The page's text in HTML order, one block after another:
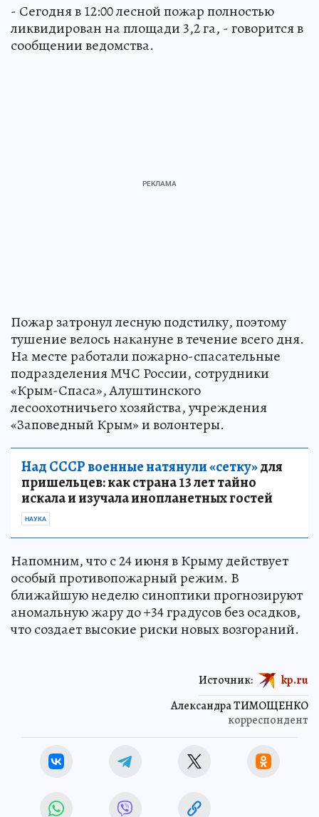
- Сегодня в 12:00 лесной пожар полностью
ликвидирован на площади 3,2 га, - говорится в
сообщении ведомства.
Пожар затронул лесную подстилку, поэтому
тушение велось накануне в течение всего дня.
На месте работали пожарно-спасательные
подразделения МЧС России, сотрудники
«Крым-Спаса», Алуштинского
лесоохотничьего хозяйства, учреждения
«Заповедный Крым» и волонтеры.
Над СССР военные натянули «сетку»для
пришельцев: как страна 13 лет тайно
искала и изучала инопланетных гостей
НАУКА
Напомним, что с 24 июня в Крыму действует
особый противопожарный режим. В
ближайшую неделю синоптики прогнозируют
аномальную жару до +34 градусов без осадков,
что создает высокие риски новых возгораний.
Александра ТИМОЩЕНКО
корреспондент
Источник: kp.ru